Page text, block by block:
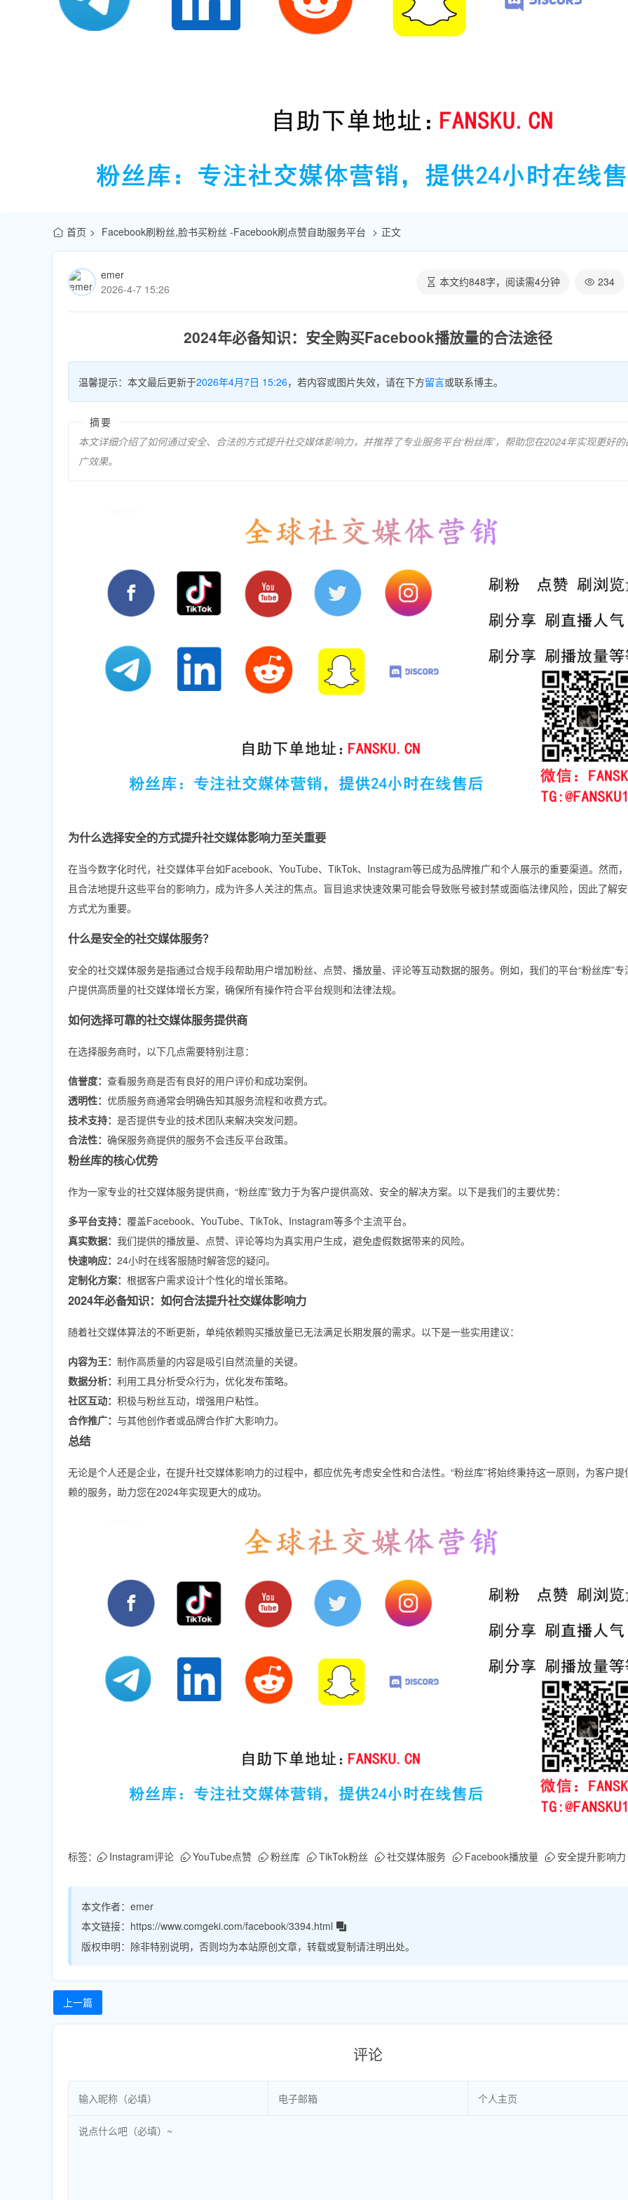
首页 Facebook刷粉丝,脸书买粉丝 -Facebook刷点赞自助服务平台 正文
emer
2026-4-7 15:26
本文约848字，阅读需4分钟 234
2024年必备知识：安全购买Facebook播放量的合法途径
温馨提示：本文最后更新于2026年4月7日 15:26，若内容或图片失效，请在下方留言或联系博主。
摘要
本文详细介绍了如何通过安全、合法的方式提升社交媒体影响力，并推荐了专业服务平台‘粉丝库’，帮助您在2024年实现更好
广效果。
为什么选择安全的方式提升社交媒体影响力至关重要
在当今数字化时代，社交媒体平台如Facebook、YouTube、TikTok、Instagram等已成为品牌推广和个人展示的重要渠道。然而
且合法地提升这些平台的影响力，成为许多人关注的焦点。盲目追求快速效果可能会导致账号被封禁或面临法律风险，因此了解
方式尤为重要。
什么是安全的社交媒体服务？
安全的社交媒体服务是指通过合规手段帮助用户增加粉丝、点赞、播放量、评论等互动数据的服务。例如，我们的平台“粉丝库”专
户提供高质量的社交媒体增长方案，确保所有操作符合平台规则和法律法规。
如何选择可靠的社交媒体服务提供商
在选择服务商时，以下几点需要特别注意：
信誉度： 查看服务商是否有良好的用户评价和成功案例。
透明性： 优质服务商通常会明确告知其服务流程和收费方式。
技术支持： 是否提供专业的技术团队来解决突发问题。
合法性： 确保服务商提供的服务不会违反平台政策。
粉丝库的核心优势
作为一家专业的社交媒体服务提供商，“粉丝库”致力于为客户提供高效、安全的解决方案。以下是我们的主要优势：
多平台支持： 覆盖Facebook、YouTube、TikTok、Instagram等多个主流平台。
真实数据： 我们提供的播放量、点赞、评论等均为真实用户生成，避免虚假数据带来的风险。
快速响应： 24小时在线客服随时解答您的疑问。
定制化方案： 根据客户需求设计个性化的增长策略。
2024年必备知识：如何合法提升社交媒体影响力
随着社交媒体算法的不断更新，单纯依赖购买播放量已无法满足长期发展的需求。以下是一些实用建议：
内容为王： 制作高质量的内容是吸引自然流量的关键。
数据分析： 利用工具分析受众行为，优化发布策略。
社区互动： 积极与粉丝互动，增强用户粘性。
合作推广： 与其他创作者或品牌合作扩大影响力。
总结
无论是个人还是企业，在提升社交媒体影响力的过程中，都应优先考虑安全性和合法性。“粉丝库”将始终秉持这一原则，为客户提
赖的服务，助力您在2024年实现更大的成功。
标签： Instagram评论 YouTube点赞 粉丝库 TikTok粉丝 社交媒体服务 Facebook播放量 安全提升影响力
本文作者： emer
本文链接： https://www.comgeki.com/facebook/3394.html
版权申明： 除非特别说明，否则均为本站原创文章，转载或复制请注明出处。
上一篇
评论